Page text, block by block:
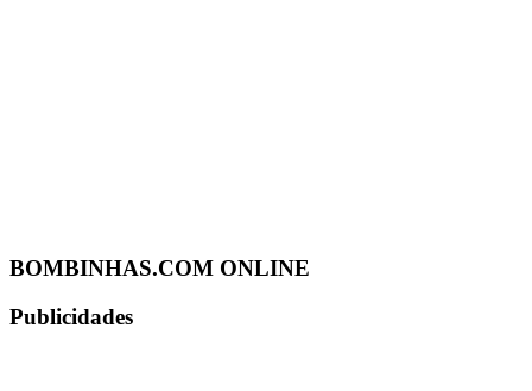
BOMBINHAS.COM ONLINE
Publicidades